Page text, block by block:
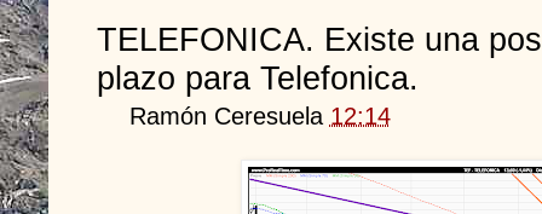
TELEFONICA. Existe una
plazo para Telefonica.
Ramón Ceresuela 12:14